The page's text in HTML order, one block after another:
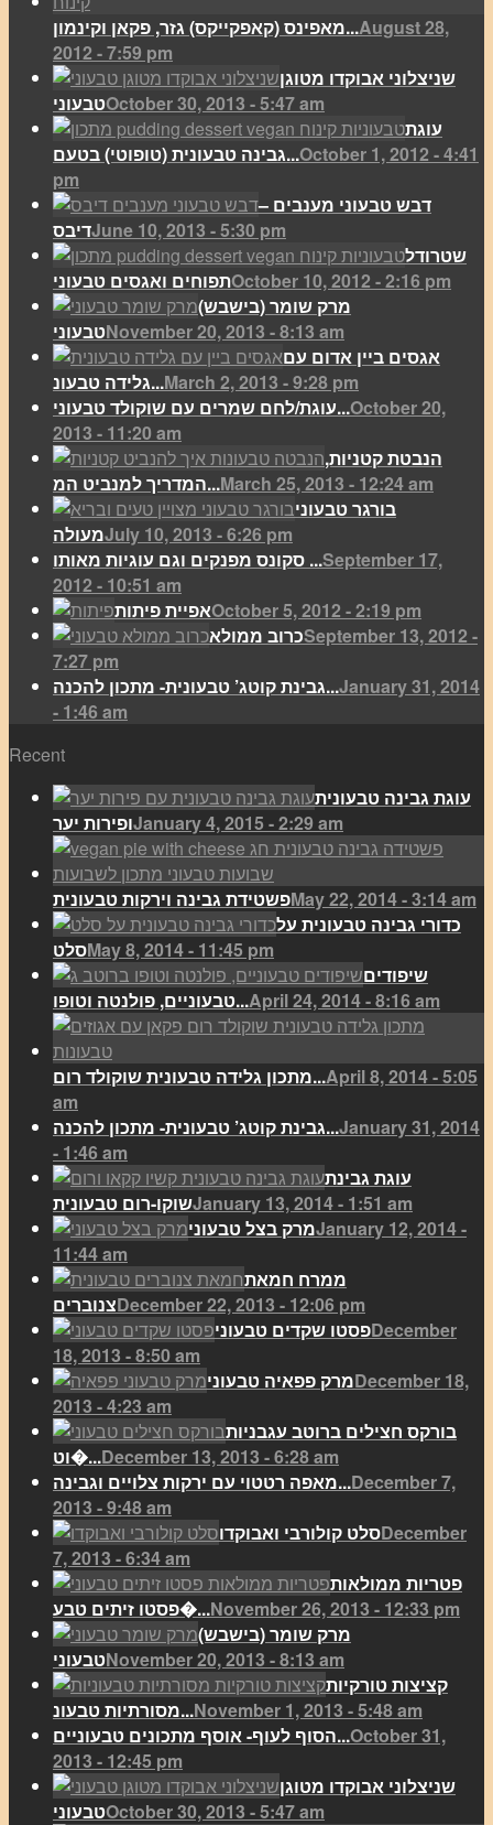
מאפינס (קאפקייקס) גזר, פקאן וקינמון...August 28,
2012 - 7:59 pm
שניצלוני אבוקדו מטוגן
טבעוניOctober 30, 2013 - 5:47 am
עוגת
גבינה טבעונית (טופוטי) בטעם...October 1, 2012 - 4:41
pm
דבש טבעוני מענבים –
דיבסJune 10, 2013 - 5:30 pm
שטרודל
תפוחים ואגסים טבעוניOctober 10, 2012 - 2:16 pm
מרק שומר (בישבש)
טבעוניNovember 20, 2013 - 8:13 am
אגסים ביין אדום עם
גלידה טבעונ...March 2, 2013 - 9:28 pm
עוגת/לחם שמרים עם שוקולד טבעוני...October 20,
2013 - 11:20 am
הנבטת קטניות,
המדריך למנביט המ...March 25, 2013 - 12:24 am
בורגר טבעוני
מעולהJuly 10, 2013 - 6:26 pm
סקונס מפנקים וגם עוגיות מאותו ...September 17,
2012 - 10:51 am
אפיית פיתותOctober 5, 2012 - 2:19 pm
כרוב ממולאSeptember 13, 2012 -
7:27 pm
גבינת קוטג’ טבעונית- מתכון להכנה...January 31, 2014
- 1:46 am
Recent
עוגת גבינה טבעונית
ופירות יערJanuary 4, 2015 - 2:29 am
פשטידת גבינה וירקות טבעוניתMay 22, 2014 - 3:14 am
כדורי גבינה טבעונית על
סלטMay 8, 2014 - 11:45 pm
שיפודים
טבעוניים, פולנטה וטופו...April 24, 2014 - 8:16 am
מתכון גלידה טבעונית שוקולד רום...April 8, 2014 - 5:05
am
גבינת קוטג’ טבעונית- מתכון להכנה...January 31, 2014
- 1:46 am
עוגת גבינת
שוקו-רום טבעוניתJanuary 13, 2014 - 1:51 am
מרק בצל טבעוניJanuary 12, 2014 -
11:44 am
ממרח חמאת
צנובריםDecember 22, 2013 - 12:06 pm
פסטו שקדים טבעוניDecember
18, 2013 - 8:50 am
מרק פפאיה טבעוניDecember 18,
2013 - 4:23 am
בורקס חצילים ברוטב עגבניות
וט�...December 13, 2013 - 6:28 am
מאפה רטטוי עם ירקות צלויים וגבינה...December 7,
2013 - 9:48 am
סלט קולורבי ואבוקדוDecember
7, 2013 - 6:34 am
פטריות ממולאות
פסטו זיתים טבע�...November 26, 2013 - 12:33 pm
מרק שומר (בישבש)
טבעוניNovember 20, 2013 - 8:13 am
קציצות טורקיות
מסורתיות טבעונ...November 1, 2013 - 5:48 am
הסוף לעוף- אוסף מתכונים טבעוניים...October 31,
2013 - 12:45 pm
שניצלוני אבוקדו מטוגן
טבעוניOctober 30, 2013 - 5:47 am